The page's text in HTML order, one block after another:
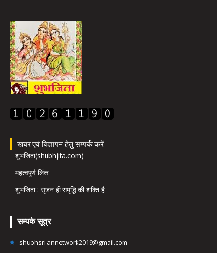
खबर एवं विज्ञापन हेतु सम्पर्क करें
शुभजिता(shubhjita.com)
महत्वपूर्ण लिंक
शुभजिता : सृजन ही समृद्धि की शक्ति है
सम्पर्क सूत्र
shubhsrijannetwork2019@gmail.com